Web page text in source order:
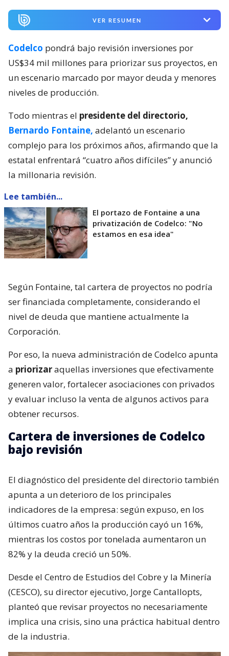
VER RESUMEN
Codelco pondrá bajo revisión inversiones por
US$34 mil millones para priorizar sus proyectos, en
un escenario marcado por mayor deuda y menores
niveles de producción.
Todo mientras el presidente del directorio,
Bernardo Fontaine, adelantó un escenario
complejo para los próximos años, afirmando que la
estatal enfrentará “cuatro años difíciles” y anunció
la millonaria revisión.
Lee también...
El portazo de Fontaine a una
privatización de Codelco: "No
estamos en esa idea"
Según Fontaine, tal cartera de proyectos no podría
ser financiada completamente, considerando el
nivel de deuda que mantiene actualmente la
Corporación.
Por eso, la nueva administración de Codelco apunta
a priorizaraquellas inversiones que efectivamente
generen valor, fortalecer asociaciones con privados
y evaluar incluso la venta de algunos activos para
obtener recursos.
Cartera de inversiones de Codelco
bajo revisión
El diagnóstico del presidente del directorio también
apunta a un deterioro de los principales
indicadores de la empresa: según expuso, en los
últimos cuatro años la producción cayó un 16%,
mientras los costos por tonelada aumentaron un
82% y la deuda creció un 50%.
Desde el Centro de Estudios del Cobre y la Minería
(CESCO), su director ejecutivo, Jorge Cantallopts,
planteó que revisar proyectos no necesariamente
implica una crisis, sino una práctica habitual dentro
de la industria.